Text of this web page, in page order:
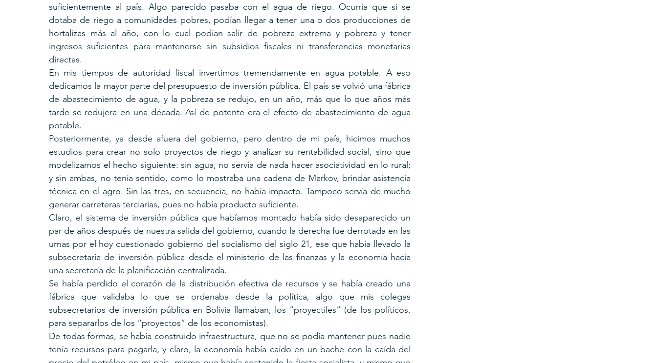
suficientemente al país. Algo parecido pasaba con el agua de riego. Ocurría que si se
dotaba de riego a comunidades pobres, podían llegar a tener una o dos producciones de
hortalizas más al año, con lo cual podían salir de pobreza extrema y pobreza y tener
ingresos suficientes para mantenerse sin subsidios fiscales ni transferencias monetarias
directas.
En mis tiempos de autoridad fiscal invertimos tremendamente en agua potable. A eso
dedicamos la mayor parte del presupuesto de inversión pública. El país se volvió una fábrica
de abastecimiento de agua, y la pobreza se redujo, en un año, más que lo que años más
tarde se redujera en una década. Así de potente era el efecto de abastecimiento de agua
potable.
Posteriormente, ya desde afuera del gobierno, pero dentro de mi país, hicimos muchos
estudios para crear no solo proyectos de riego y analizar su rentabilidad social, sino que
modelizamos el hecho siguiente: sin agua, no servía de nada hacer asociatividad en lo rural;
y sin ambas, no tenía sentido, como lo mostraba una cadena de Markov, brindar asistencia
técnica en el agro. Sin las tres, en secuencia, no había impacto. Tampoco servía de mucho
generar carreteras terciarias, pues no había producto suficiente.
Claro, el sistema de inversión pública que habíamos montado había sido desaparecido un
par de años después de nuestra salida del gobierno, cuando la derecha fue derrotada en las
urnas por el hoy cuestionado gobierno del socialismo del siglo 21, ese que había llevado la
subsecretaría de inversión pública desde el ministerio de las finanzas y la economía hacia
una secretaría de la planificación centralizada.
Se había perdido el corazón de la distribución efectiva de recursos y se había creado una
fábrica que validaba lo que se ordenaba desde la política, algo que mis colegas
subsecretarios de inversión pública en Bolivia llamaban, los “proyectiles” (de los políticos,
para separarlos de los “proyectos” de los economistas).
De todas formas, se había construido infraestructura, que no se podía mantener pues nadie
tenía recursos para pagarla, y claro, la economía había caído en un bache con la caída del